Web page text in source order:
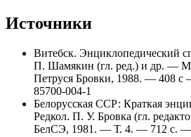
Источники
Витебск. Энциклопедический
П. Шамякин (гл. ред.) и др. —
Петруся Бровки, 1988. — 408
85700-004-1
Белорусская ССР: Краткая
Редкол. П. У. Бровка (гл.
БелСЭ, 1981. — Т. 4. — 712 с. —